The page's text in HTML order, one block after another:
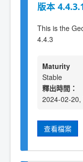
版本
This is the
4.4.3
Maturity
Stable
釋出時間：
2024-02-20,
查看檔案